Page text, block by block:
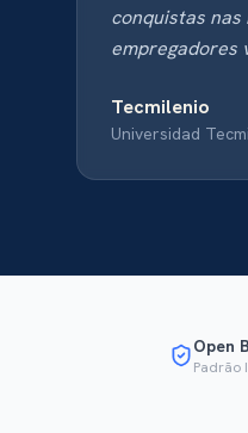
conquistas nas
empregadores
Tecmilenio
Universidad
Open
Padrão